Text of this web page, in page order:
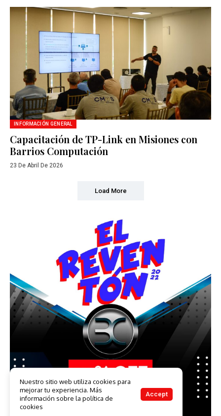
INFORMACIÓN GENERAL
Capacitación de TP-Link en Misiones con
Barrios Computación
23 De Abril De 2026
Load More
Nuestro sitio web utiliza cookies para
mejorar tu experiencia. Más
información sobre la política de
cookies
Accept